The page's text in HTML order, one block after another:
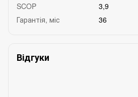
SCOP
3,9
Гарантія, міс
36
Відгуки